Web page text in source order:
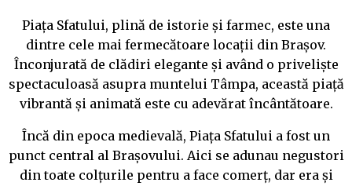
Piața Sfatului, plină de istorie și farmec, este una
dintre cele mai fermecătoare locații din Brașov.
Înconjurată de clădiri elegante și având o priveliște
spectaculoasă asupra muntelui Tâmpa, această piață
vibrantă și animată este cu adevărat încântătoare.
Încă din epoca medievală, Piața Sfatului a fost un
punct central al Brașovului. Aici se adunau negustori
din toate colțurile pentru a face comerț, dar era și